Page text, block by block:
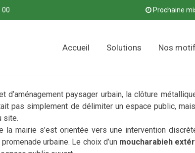
00 Prochaine
Accueil Solutions Nos
d’aménagement paysager urbain, la clôture
pas simplement de délimiter un espace public,
site.
la mairie s’est orientée vers une intervention
urbaine. Le choix d’un moucharabieh